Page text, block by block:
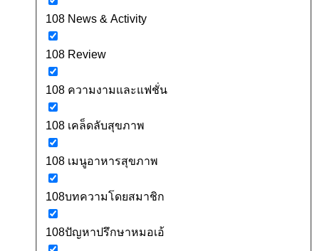
108 News & Activity
108 Review
108 ความงามและแฟชั่น
108 เคล็ดลับสุขภาพ
108 เมนูอาหารสุขภาพ
108บทความโดยสมาชิก
108ปัญหาปรึกษาหมอเอ้